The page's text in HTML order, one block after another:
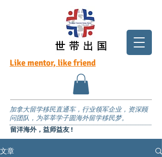
Like mentor, like friend
加拿大留学移民直通车，行业领军企业，资深顾
问团队，为莘莘学子圆海外留学移民梦。
留洋海外，益师益友 !
文章